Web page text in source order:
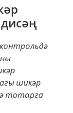
шикәр
тотарга